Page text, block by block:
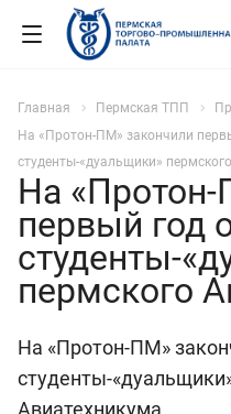
Главная Пермская ТПП
На «Протон-ПМ» закончили
студенты-«дуальщики»
На
первый год
студенты-
пермского
На «Протон-ПМ»
студенты-
Авиатехникума